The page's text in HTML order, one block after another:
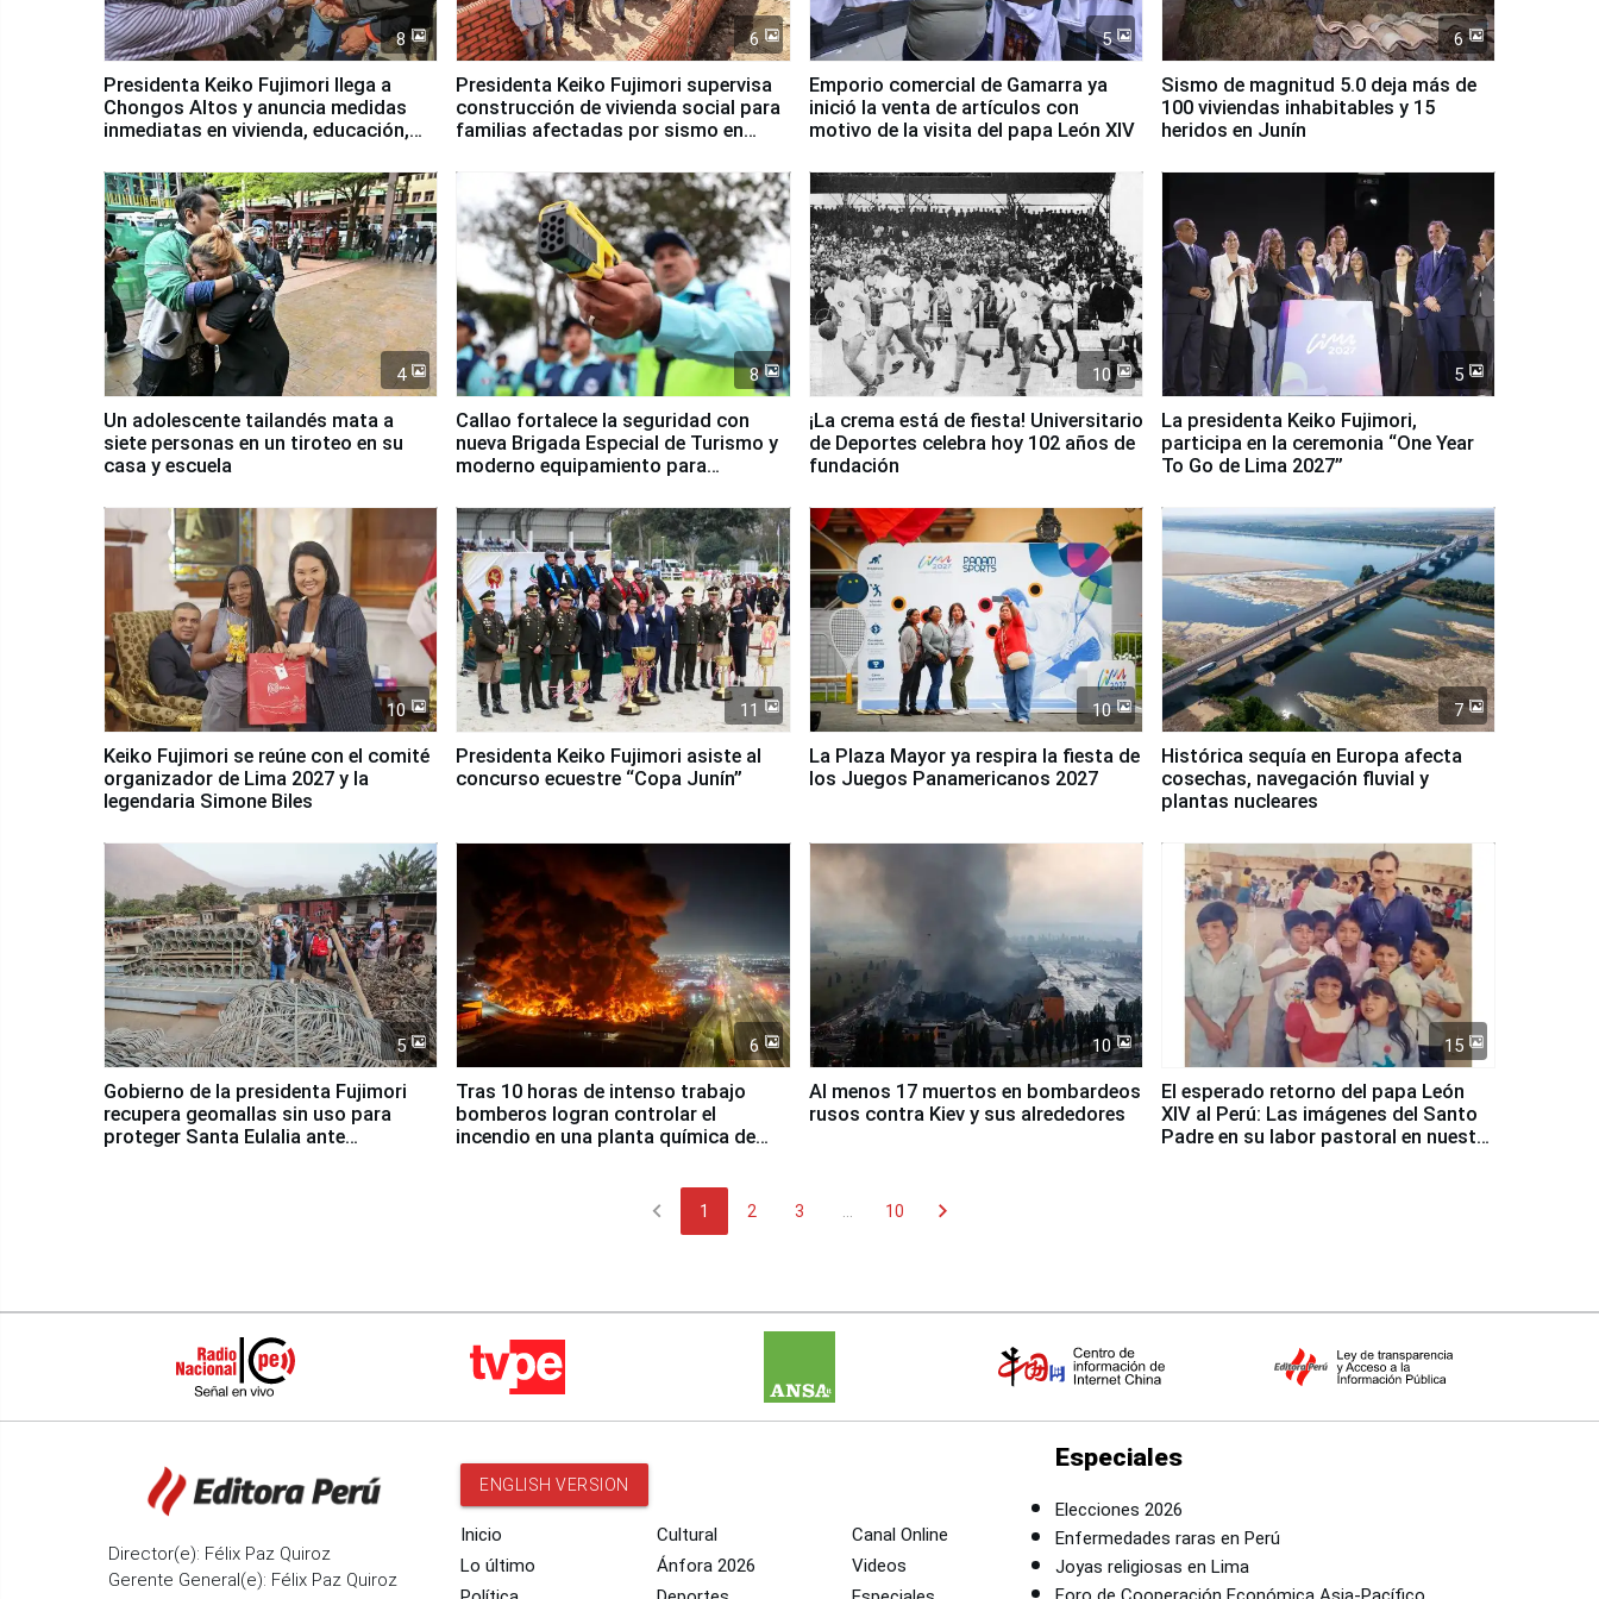
8
Presidenta Keiko Fujimori llega a
Chongos Altos y anuncia medidas
inmediatas en vivienda, educación,
6
Presidenta Keiko Fujimori supervisa
construcción de vivienda social para
familias afectadas por sismo en
5
Emporio comercial de Gamarra ya
inició la venta de artículos con
motivo de la visita del papa León XIV
6
Sismo de magnitud 5.0 deja más de
100 viviendas inhabitables y 15
heridos en Junín
4
Un adolescente tailandés mata a
siete personas en un tiroteo en su
casa y escuela
8
Callao fortalece la seguridad con
nueva Brigada Especial de Turismo y
moderno equipamiento para
10
¡La crema está de fiesta! Universitario
de Deportes celebra hoy 102 años de
fundación
5
La presidenta Keiko Fujimori,
participa en la ceremonia “One Year
To Go de Lima 2027”
10
Keiko Fujimori se reúne con el comité
organizador de Lima 2027 y la
legendaria Simone Biles
11
Presidenta Keiko Fujimori asiste al
concurso ecuestre “Copa Junín”
10
La Plaza Mayor ya respira la fiesta de
los Juegos Panamericanos 2027
7
Histórica sequía en Europa afecta
cosechas, navegación fluvial y
plantas nucleares
5
Gobierno de la presidenta Fujimori
recupera geomallas sin uso para
proteger Santa Eulalia ante
6
Tras 10 horas de intenso trabajo
bomberos logran controlar el
incendio en una planta química de
10
Al menos 17 muertos en bombardeos
rusos contra Kiev y sus alrededores
15
El esperado retorno del papa León
XIV al Perú: Las imágenes del Santo
Padre en su labor pastoral en nuestro
chevron_left 1 2 3 10 chevron_right
Director(e): Félix Paz Quiroz
Gerente General(e): Félix Paz Quiroz
ENGLISH VERSION
Inicio
Lo último
Cultural
Ánfora 2026
Canal Online
Videos
Especiales
Elecciones 2026
Enfermedades raras en Perú
Joyas religiosas en Lima